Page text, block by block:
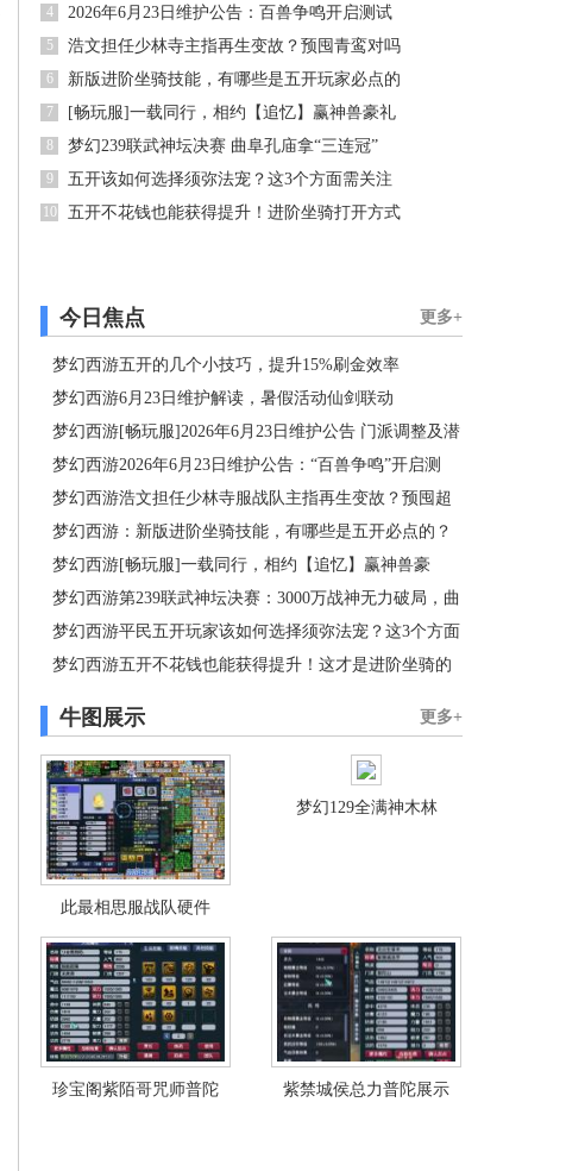
4 2026年6月23日维护公告：百兽争鸣开启测试
5 浩文担任少林寺主指再生变故？预囤青鸾对吗
6 新版进阶坐骑技能，有哪些是五开玩家必点的
7 [畅玩服]一载同行，相约【追忆】赢神兽豪礼
8 梦幻239联武神坛决赛 曲阜孔庙拿“三连冠”
9 五开该如何选择须弥法宠？这3个方面需关注
10 五开不花钱也能获得提升！进阶坐骑打开方式
更多+
今日焦点
梦幻西游五开的几个小技巧，提升15%刷金效率
梦幻西游6月23日维护解读，暑假活动仙剑联动
梦幻西游[畅玩服]2026年6月23日维护公告 门派调整及潜
能果系统放出
梦幻西游2026年6月23日维护公告：“百兽争鸣”开启测
试！
梦幻西游浩文担任少林寺服战队主指再生变故？预囤超
级青鸾是对还是错？
梦幻西游：新版进阶坐骑技能，有哪些是五开必点的？
梦幻西游[畅玩服]一载同行，相约【追忆】赢神兽豪
礼！
梦幻西游第239联武神坛决赛：3000万战神无力破局，曲
阜孔庙拿下“三连冠”
梦幻西游平民五开玩家该如何选择须弥法宠？这3个方面
需重点关注
梦幻西游五开不花钱也能获得提升！这才是进阶坐骑的
更多+
牛图展示
此最相思服战队硬件
梦幻129全满神木林
珍宝阁紫陌哥咒师普陀 紫禁城侯总力普陀展示